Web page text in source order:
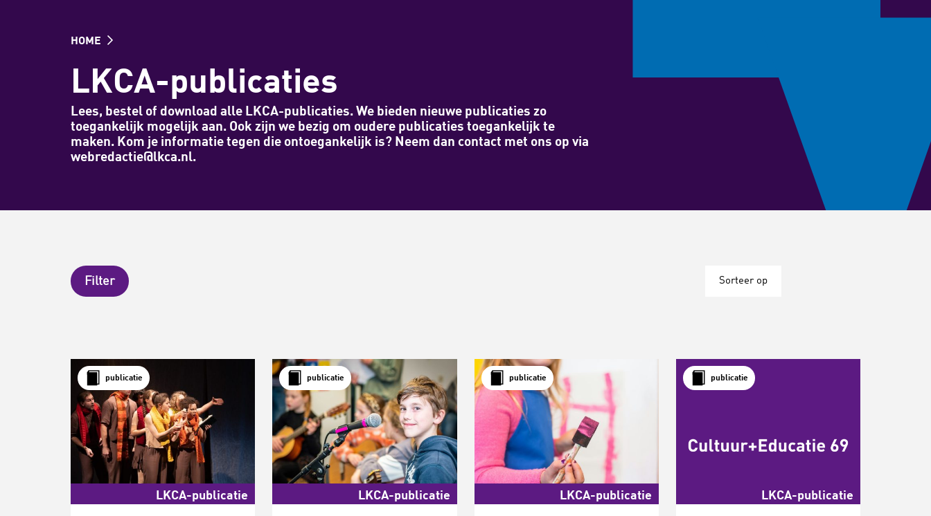
HOME
LKCA-publicaties
Lees, bestel of download alle LKCA-publicaties. We bieden nieuwe publicaties zo
toegankelijk mogelijk aan. Ook zijn we bezig om oudere publicaties toegankelijk te
maken. Kom je informatie tegen die ontoegankelijk is? Neem dan contact met ons op via
webredactie@lkca.nl.
Filter Sorteer op
publicatie
LKCA-publicatie
publicatie
LKCA-publicatie
publicatie
LKCA-publicatie
publicatie
LKCA-publicatie